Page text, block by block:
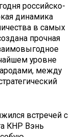
российско-
динамика
в самых
прочная
уровне
между
встречей с
КНР Вэнь